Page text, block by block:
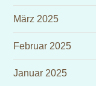
März 2025
Februar 2025
Januar 2025